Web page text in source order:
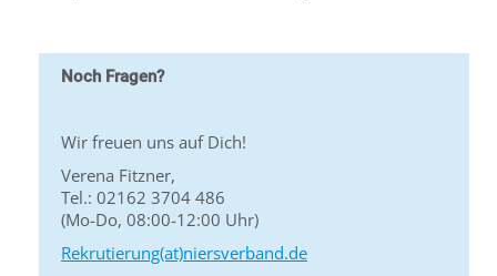
Noch Fragen?
Wir freuen uns auf Dich!
Verena Fitzner,
Tel.: 02162 3704 486
(Mo-Do, 08:00-12:00 Uhr)
Rekrutierung(at)niersverband.de